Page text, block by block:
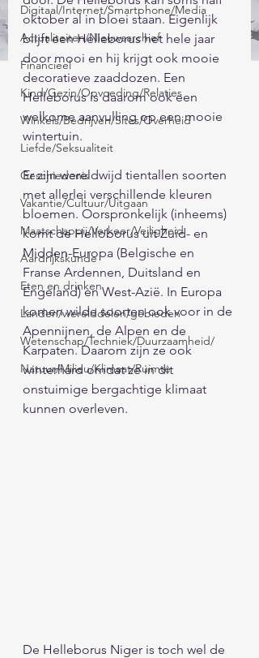
Digitaal/Internet/Smartphone/Media
Actualiteiten/Nieuwsarchief
Financieel
Kind/Gezin/Opvoeding/Relaties
Winkels/Bedrijven/Sites/Overheid
Liefde/Seksualiteit
Geschiedenis
Vakantie/Cultuur/Uitgaan
Maatschappij/Verkeer/Veiligheid
Aardrijkskunde
Eten en drinken
Landen/werelddelen/gebieden
Wetenschap/Techniek/Duurzaamheid/
Natuur/Milieu/Klimaat/Ruimte
oktober al in bloei staan. Eigenlijk
blijft een Helleborus het hele jaar
door mooi en hij krijgt ook mooie
decoratieve zaaddozen. Een
Helleborus is daarom ook een
welkome aanvulling op een mooie
wintertuin.
Er zijn wereldwijd tientallen soorten
met allerlei verschillende kleuren
bloemen. Oorspronkelijk (inheems)
komt de Helloborus uit Zuid- en
Midden-Europa (Belgische en
Franse Ardennen, Duitsland en
Engeland) en West-Azië. In Europa
komen wilde soorten ook voor in de
Apennijnen, de Alpen en de
Karpaten. Daarom zijn ze ook
winterhard omdat ze in dit
onstuimige bergachtige klimaat
kunnen overleven.
De Helleborus Niger is toch wel de